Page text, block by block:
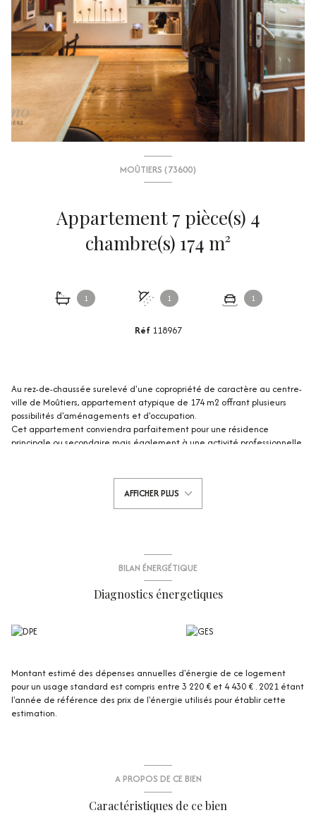
MOÛTIERS (73600)
Appartement 7 pièce(s) 4
chambre(s) 174 m²
1 1 1
Réf 118967
Au rez-de-chaussée surelevé d'une copropriété de caractère au centre-
ville de Moûtiers, appartement atypique de 174 m2 offrant plusieurs
possibilités d'aménagements et d'occupation.
Cet appartement conviendra parfaitement pour une résidence
principale ou secondaire mais également à une activité professionnelle
Une somptueuse entrée dessert 4 pièces de belle taille pouvant être
aménagées en chambres ou autre, un bureau, une salle d'eau et une
copropriété dispose d'un parking collectif.
disponibles sur le site Géorisques : https://www.georisques.gouv.fr
AFFICHER PLUS
BILAN ÉNERGÉTIQUE
Diagnostics énergetiques
Montant estimé des dépenses annuelles d'énergie de ce logement
pour un usage standard est compris entre 3 220 € et 4 430 € . 2021 étant
l'année de référence des prix de l'énergie utilisés pour établir cette
estimation.
A PROPOS DE CE BIEN
Caractéristiques de ce bien